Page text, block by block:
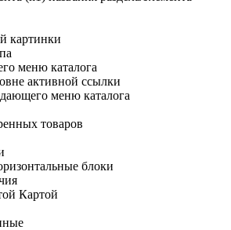
картинки
меню каталога
активной ссылки
меню каталога
товаров
блоки
Картой